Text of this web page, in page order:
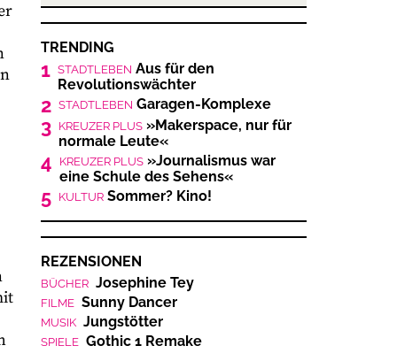
TRENDING
1 STADTLEBEN Aus für den
Revolutionswächter
2 STADTLEBEN Garagen-Komplexe
3 KREUZER PLUS »Makerspace, nur für
normale Leute«
4 KREUZER PLUS »Journalismus war
eine Schule des Sehens«
5 KULTUR Sommer? Kino!
REZENSIONEN
BÜCHER Josephine Tey
FILME Sunny Dancer
MUSIK Jungstötter
SPIELE Gothic 1 Remake